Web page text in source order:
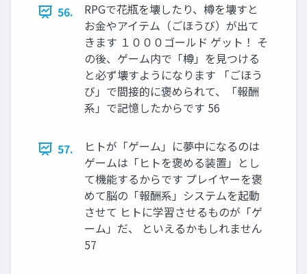
56.
RPGで花瓶を壊したり、樽を壊すと
お金やアイテム（ごほうび）が出て
きます １０００ゴールド ゲット！ そ
の後、ゲーム内で「樽」を見つける
と必ず壊すようになります 「ごほう
び」で間接的に褒められて、「報酬
系」で記憶したからです 56
57.
ヒトが「ゲーム」に夢中になるのは
ゲームは「ヒトを褒める装置」とし
て機能するからです プレイヤーを褒
めて脳の「報酬系」システムを起動
させて ヒトに学習させるものが「ゲ
ーム」だ、 といえるかもしれません
57